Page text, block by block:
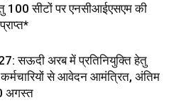
100 सीटों पर एनसीआईएसएम की
सऊदी अरब में प्रतिनियुक्ति हेतु
कर्मचारियों से आवेदन आमंत्रित, अंतिम
अगस्त